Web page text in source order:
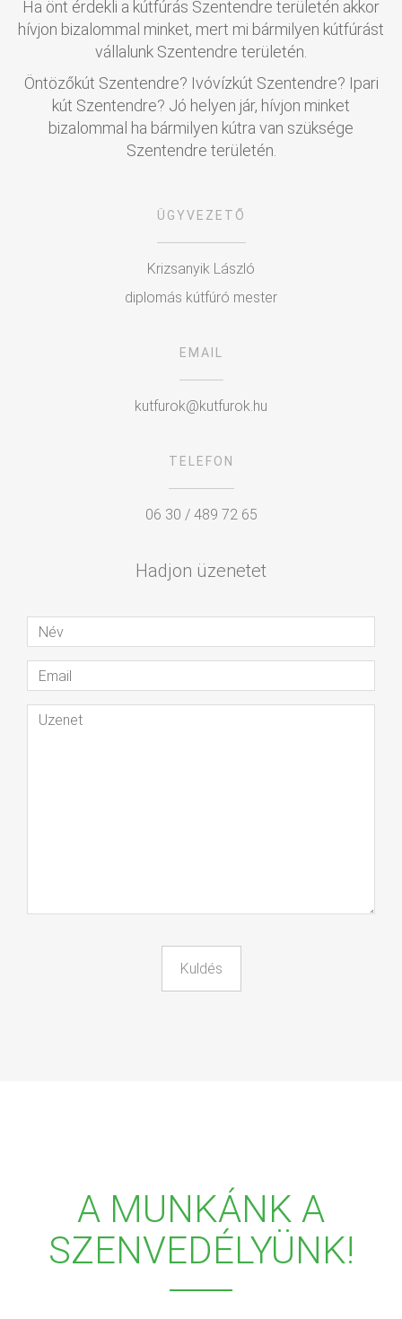
Ha önt érdekli a kútfúrás Szentendre területén akkor
hívjon bizalommal minket, mert mi bármilyen kútfúrást
vállalunk Szentendre területén.
Öntözőkút Szentendre? Ivóvízkút Szentendre? Ipari
kút Szentendre? Jó helyen jár, hívjon minket
bizalommal ha bármilyen kútra van szüksége
Szentendre területén.
ÜGYVEZETŐ
Krizsanyik László
diplomás kútfúró mester
EMAIL
kutfurok@kutfurok.hu
TELEFON
06 30 / 489 72 65
Hadjon üzenetet
A MUNKÁNK A
SZENVEDÉLYÜNK!